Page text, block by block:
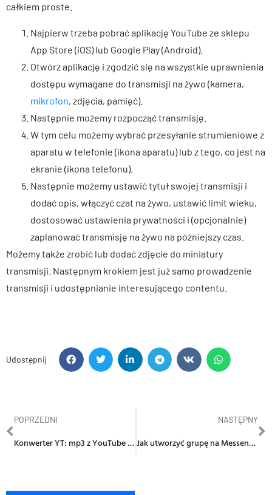
całkiem proste.
Najpierw trzeba pobrać aplikację YouTube ze sklepu
App Store (iOS) lub Google Play (Android).
Otwórz aplikację i zgodzić się na wszystkie uprawnienia
dostępu wymagane do transmisji na żywo (kamera,
mikrofon, zdjęcia, pamięć).
Następnie możemy rozpocząć transmisję.
W tym celu możemy wybrać przesyłanie strumieniowe z
aparatu w telefonie (ikona aparatu) lub z tego, co jest na
ekranie (ikona telefonu).
Następnie możemy ustawić tytuł swojej transmisji i
dodać opis, włączyć czat na żywo, ustawić limit wieku,
dostosować ustawienia prywatności i (opcjonalnie)
zaplanować transmisję na żywo na późniejszy czas.
Możemy także zrobić lub dodać zdjęcie do miniatury
transmisji. Następnym krokiem jest już samo prowadzenie
transmisji i udostępnianie interesującego contentu.
Udostępnij
POPRZEDNI
Konwerter YT: mp3 z YouTube muzyka – przetwornik mp3
NASTĘPNY
Jak utworzyć grupę na Messengerze?